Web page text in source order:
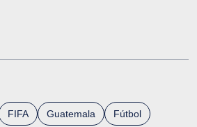
FIFA Guatemala Fútbol